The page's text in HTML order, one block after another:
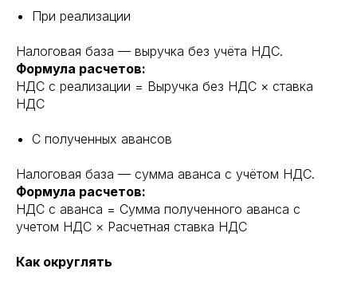
При реализации
Налоговая база — выручка без учёта НДС.
Формула расчетов:
НДС с реализации = Выручка без НДС × ставка
НДС
С полученных авансов
Налоговая база — сумма аванса с учётом НДС.
Формула расчетов:
НДС с аванса = Сумма полученного аванса с
учетом НДС × Расчетная ставка НДС
Как округлять